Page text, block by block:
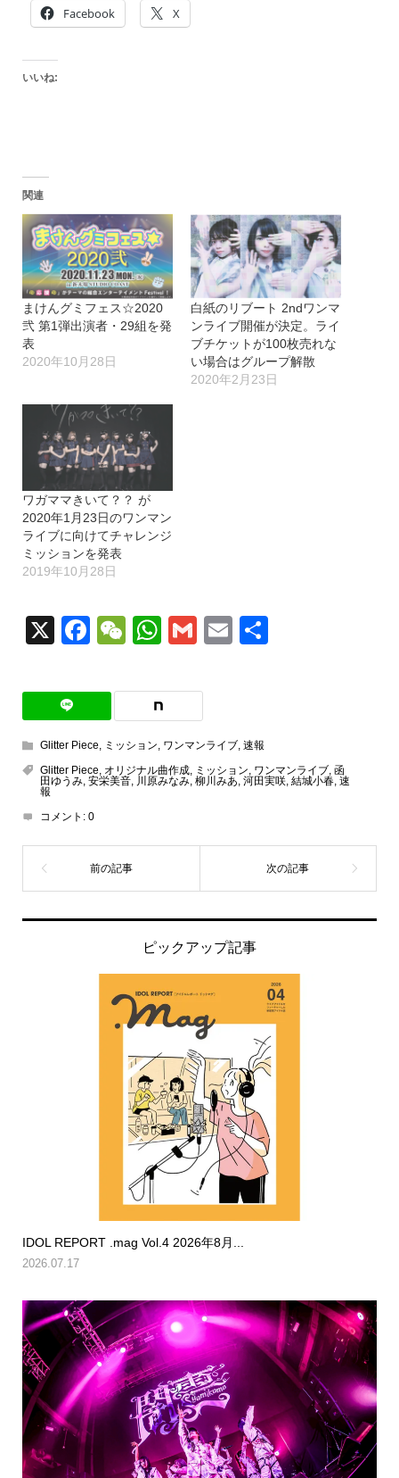
Facebook X
いいね:
関連
まけんグミフェス☆2020
弐 第1弾出演者・29組を発
表
2020年10月28日
白紙のリブート 2ndワンマ
ンライブ開催が決定。ライ
ブチケットが100枚売れな
い場合はグループ解散
2020年2月23日
ワガママきいて？？ が
2020年1月23日のワンマン
ライブに向けてチャレンジ
ミッションを発表
2019年10月28日
X Facebook
WeChat
WhatsApp
GmailEmail
Glitter Piece, ミッション, ワンマンライブ, 速報
Glitter Piece, オリジナル曲作成, ミッション, ワンマンライブ, 函
田ゆうみ, 安栄美音, 川原みなみ, 柳川みあ, 河田実咲, 結城小春, 速
報
コメント: 0
ピックアップ記事
IDOL REPORT .mag Vol.4 2026年8月...
2026.07.17